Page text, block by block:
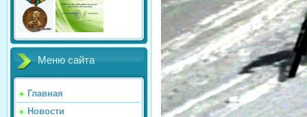
Меню сайта
Главная
Новости